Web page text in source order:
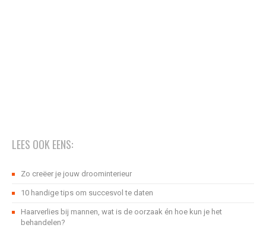
LEES OOK EENS:
Zo creëer je jouw droominterieur
10 handige tips om succesvol te daten
Haarverlies bij mannen, wat is de oorzaak én hoe kun je het
behandelen?